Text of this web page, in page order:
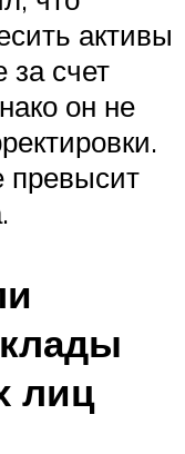
активы
за счет
он не
превысит
лиц